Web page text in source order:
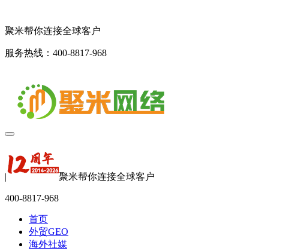
聚米帮你连接全球客户
服务热线：400-8817-968
| 聚米帮你连接全球客户
400-8817-968
首页
外贸GEO
海外社媒